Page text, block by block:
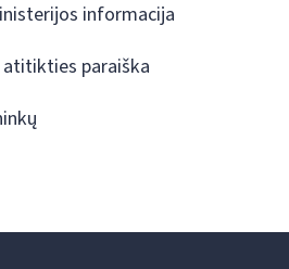
informacija
paraiška